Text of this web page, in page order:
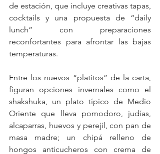
de estación, que incluye creativas tapas,
cocktails y una propuesta de “daily
lunch” con preparaciones
reconfortantes para afrontar las bajas
temperaturas.
Entre los nuevos “platitos” de la carta,
figuran opciones invernales como el
shakshuka, un plato típico de Medio
Oriente que lleva pomodoro, judías,
alcaparras, huevos y perejil, con pan de
masa madre; un chipá relleno de
hongos anticucheros con crema de